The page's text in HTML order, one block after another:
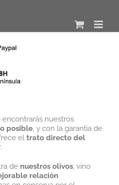
encontrarás nuestros
posible, y con la garantia de
el trato directo del
de nuestros olivos, vino
relación